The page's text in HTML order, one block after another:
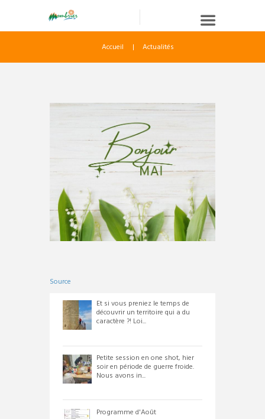
Accueil Actualités
Source
Et si vous preniez le temps de
découvrir un territoire qui a du
caractère ?! Loi...
Petite session en one shot, hier
soir en période de guerre froide.
Nous avons in...
Programme d'Août